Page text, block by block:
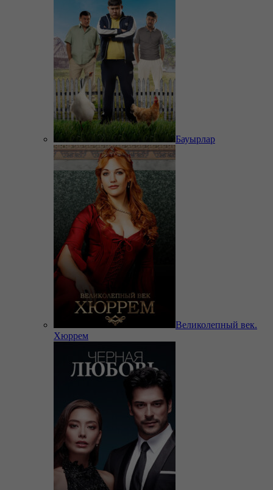
Бауырлар
Великолепный век.
Хюррем